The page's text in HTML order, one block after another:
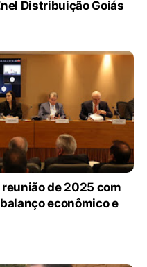
Distribuição Goiás
de 2025 com
econômico e